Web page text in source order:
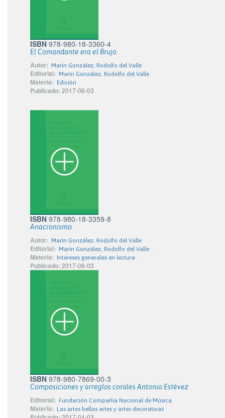
ISBN 978-980-18-3360-4
El Comandante era el Brujo
Autor: Marín González, Rodolfo del Valle
Editorial: Marín González, Rodolfo del Valle
Materia: Edición
Publicado: 2017-06-03
ISBN 978-980-18-3359-8
Anacronismo
Autor: Marín González, Rodolfo del Valle
Editorial: Marín González, Rodolfo del Valle
Materia: Intereses generales en lectura
Publicado: 2017-06-03
ISBN 978-980-7869-00-3
Composiciones y arreglos corales Antonio Estévez
Editorial: Fundación Compañía Nacional de Música
Materia: Las artes bellas artes y artes decorativas